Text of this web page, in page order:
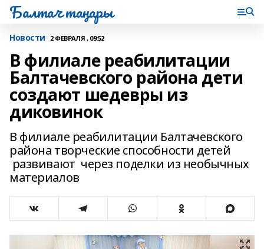
Балтач таңнары
Новости 2 ФЕВРАЛЯ , 09:52
В филиале реабилитации
Балтачевского района дети
создают шедевры из
диковинок
В филиале реабилитации Балтачевского
района творческие способности детей
развивают через поделки из необычных
материалов